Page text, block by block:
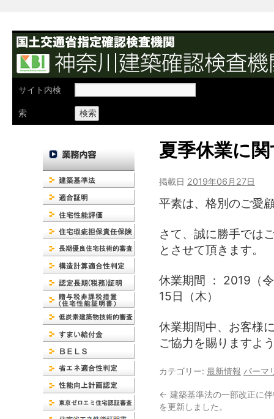
サイト内検
索 索:
夏季休業に
掲載日 2019年06月27日
平素は、格別のご愛
さて、誠に勝手では
とさせて頂きます。
休業期間 ： 2019（
15日（木）
休業期間中、お客様
ご協力を賜りますよ
カテゴリー: 最新情報 パーマ
← 建築基準法の一部改正に
を更新しました。